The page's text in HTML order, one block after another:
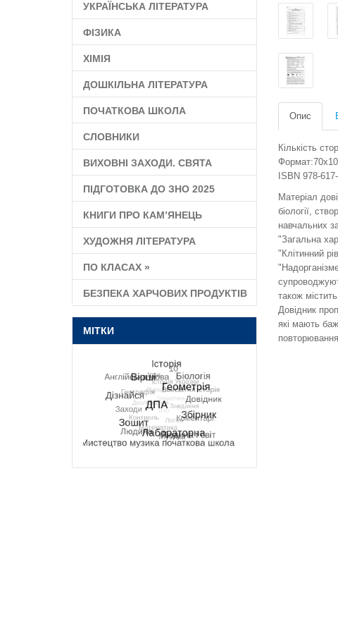
УКРАЇНСЬКА ЛІТЕРАТУРА
ФІЗИКА
ХІМІЯ
ДОШКІЛЬНА ЛІТЕРАТУРА
ПОЧАТКОВА ШКОЛА
СЛОВНИКИ
ВИХОВНІ ЗАХОДИ. СВЯТА
ПІДГОТОВКА ДО ЗНО 2025
КНИГИ ПРО КАМ’ЯНЕЦЬ
ХУДОЖНЯ ЛІТЕРАТУРА
ПО КЛАСАХ »
БЕЗПЕКА ХАРЧОВИХ ПРОДУКТІВ
МІТКИ
Опис
Кількість
ISBN 978-
Матеріал
біології,
навчальних
"Загальна
"Клітинний
також
Довідник
які мають